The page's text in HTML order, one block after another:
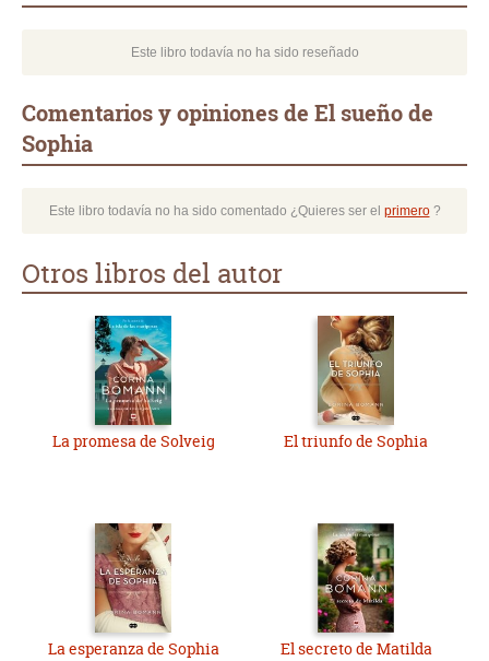
Este libro todavía no ha sido reseñado
Comentarios y opiniones de El sueño de
Sophia
Este libro todavía no ha sido comentado ¿Quieres ser el primero?
Otros libros del autor
La promesa de Solveig El triunfo de Sophia
La esperanza de Sophia El secreto de Matilda